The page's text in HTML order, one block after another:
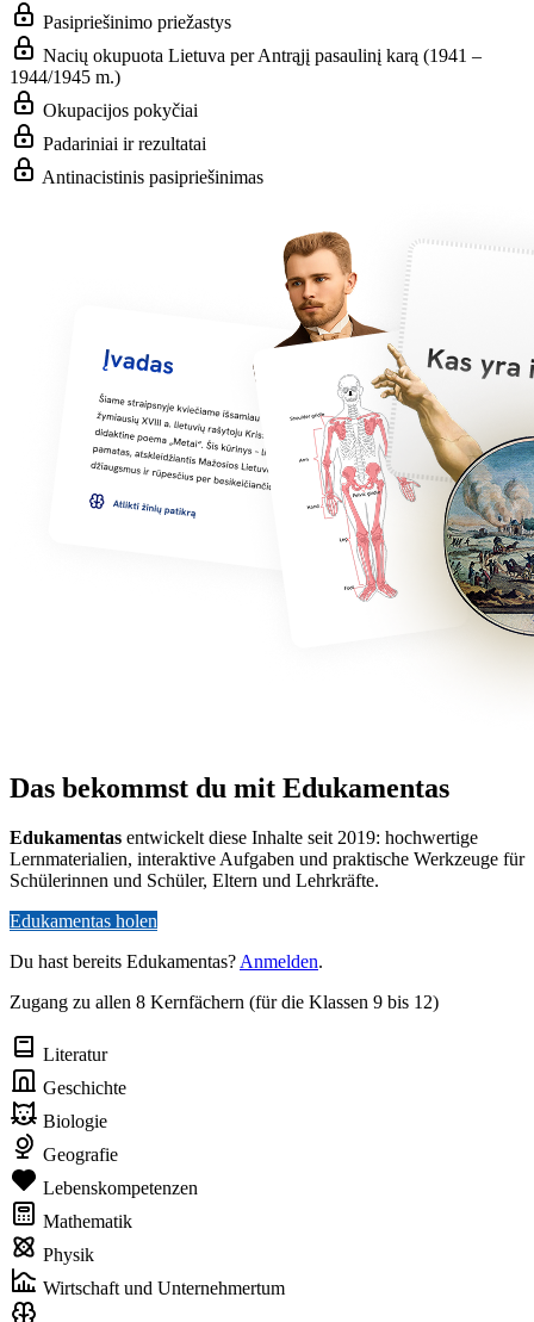
Pasipriešinimo priežastys
Nacių okupuota Lietuva per Antrąjį pasaulinį karą (1941 –
1944/1945 m.)
Okupacijos pokyčiai
Padariniai ir rezultatai
Antinacistinis pasipriešinimas
Das bekommst du mit Edukamentas
Edukamentas entwickelt diese Inhalte seit 2019: hochwertige
Lernmaterialien, interaktive Aufgaben und praktische Werkzeuge für
Schülerinnen und Schüler, Eltern und Lehrkräfte.
Edukamentas holen
Du hast bereits Edukamentas?Anmelden.
Zugang zu allen 8 Kernfächern (für die Klassen 9 bis 12)
Literatur
Geschichte
Biologie
Geografie
Lebenskompetenzen
Mathematik
Physik
Wirtschaft und Unternehmertum